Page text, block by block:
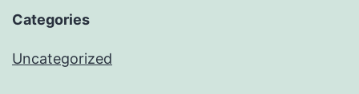
Categories
Uncategorized